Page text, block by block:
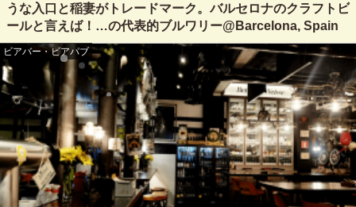
うな入口と稲妻がトレードマーク。バルセロナのクラフトビ
ールと言えば！…の代表的ブルワリー@Barcelona, Spain
ビアバー・ビアパブ